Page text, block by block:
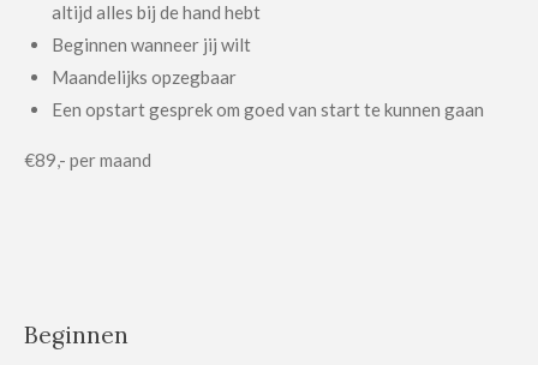
altijd alles bij de hand hebt
Beginnen wanneer jij wilt
Maandelijks opzegbaar
Een opstart gesprek om goed van start te kunnen gaan
€89,- per maand
Beginnen